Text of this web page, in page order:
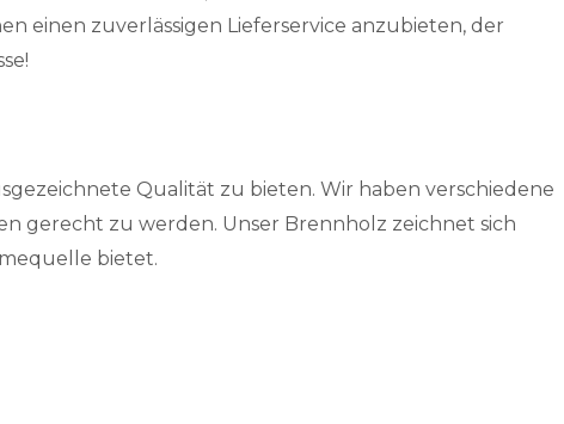
einen zuverlässigen Lieferservice anzubieten, der
Qualität zu bieten. Wir haben verschiedene
gerecht zu werden. Unser Brennholz zeichnet sich
bietet.